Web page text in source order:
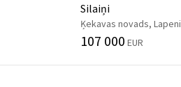
Silaiņi
Ķekavas novads,
107 000 EUR